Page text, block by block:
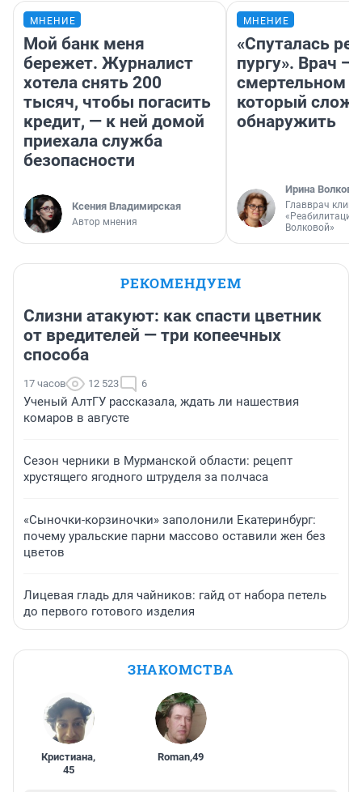
МНЕНИЕ
Мой банк меня
бережет. Журналист
хотела снять 200
тысяч, чтобы погасить
кредит, — к ней домой
приехала служба
безопасности
Ксения Владимирская
Автор мнения
МНЕНИЕ
«Спуталась
пургу». Врач —
смертельном
который
обнаружить
Ирина Волкова
Главврач
«Реабилитация
Волковой»
РЕКОМЕНДУЕМ
Слизни атакуют: как спасти цветник
от вредителей — три копеечных
способа
17 часов 12 523 6
Ученый АлтГУ рассказала, ждать ли нашествия
комаров в августе
Сезон черники в Мурманской области: рецепт
хрустящего ягодного штруделя за полчаса
«Сыночки-корзиночки» заполонили Екатеринбург:
почему уральские парни массово оставили жен без
цветов
Лицевая гладь для чайников: гайд от набора петель
до первого готового изделия
ЗНАКОМСТВА
Кристиана,
45
Roman,49